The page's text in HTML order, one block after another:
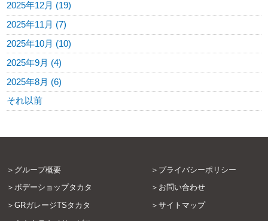
2025年12月 (19)
2025年11月 (7)
2025年10月 (10)
2025年9月 (4)
2025年8月 (6)
それ以前
グループ概要
ボデーショップタカタ
GRガレージTSタカタ
プライバシーポリシー
お問い合わせ
サイトマップ